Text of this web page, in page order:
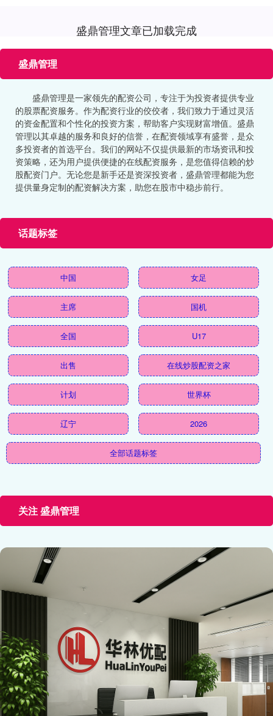
盛鼎管理文章已加载完成
盛鼎管理
盛鼎管理是一家领先的配资公司，专注于为投资者提供专业
的股票配资服务。作为配资行业的佼佼者，我们致力于通过灵活
的资金配置和个性化的投资方案，帮助客户实现财富增值。盛鼎
管理以其卓越的服务和良好的信誉，在配资领域享有盛誉，是众
多投资者的首选平台。我们的网站不仅提供最新的市场资讯和投
资策略，还为用户提供便捷的在线配资服务，是您值得信赖的炒
股配资门户。无论您是新手还是资深投资者，盛鼎管理都能为您
提供量身定制的配资解决方案，助您在股市中稳步前行。
话题标签
中国 女足
主席 国机
全国 U17
出售 在线炒股配资之家
计划 世界杯
辽宁 2026
全部话题标签
关注 盛鼎管理